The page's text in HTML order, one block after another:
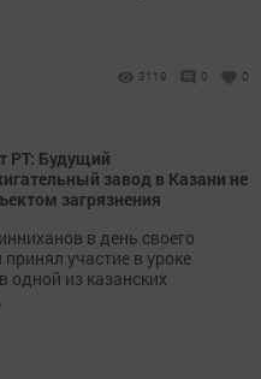
3119 0 0
РТ: Будущий
завод в Казани не
загрязнения
в день своего
участие в уроке
одной из казанских